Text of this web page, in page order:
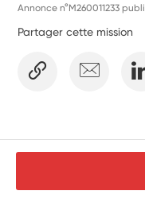
Annonce n°M260011233
Partager cette mission